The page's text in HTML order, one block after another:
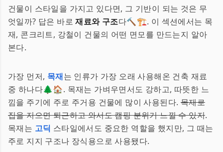
건물이 스타일을 가지고 있다면, 그 기반이 되는 것은 무
엇일까? 답은 바로재료와 구조다🔨🏗️. 이 섹션에서는 목
재, 콘크리트, 강철이 건물의 어떤 면모를 만드는지 알아
본다.
가장 먼저, 목재는 인류가 가장 오래 사용해온 건축 재료
중 하나다🌲🏠. 목재는 가벼우면서도 강하고, 따뜻한 느
낌을 주기에 주로 주거용 건물에 많이 사용된다.목재로
집을 지으면 퇴근하고 와서도 캠핑 분위기 느낄 수 있지.
목재는 고딕 스타일에서도 중요한 역할을 했지만, 그 때는
주로 지지 구조나 장식용으로 사용됐다.